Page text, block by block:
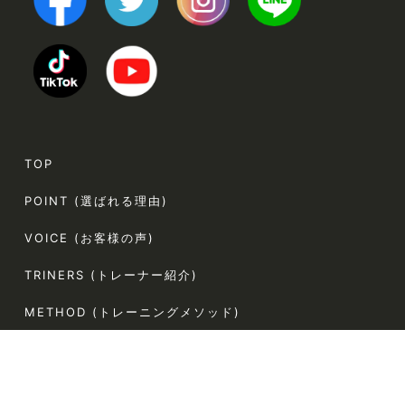
TOP
POINT (選ばれる理由)
VOICE (お客様の声)
TRINERS (トレーナー紹介)
METHOD (トレーニングメソッド)